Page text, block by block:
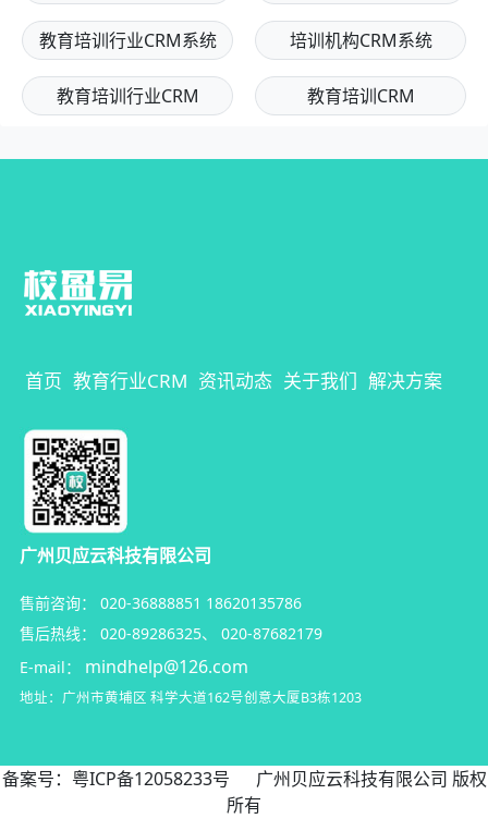
教育培训行业CRM系统 培训机构CRM系统
教育培训行业CRM 教育培训CRM
首页 教育行业CRM 资讯动态 关于我们 解决方案
广州贝应云科技有限公司
售前咨询： 020-36888851 18620135786
售后热线：
020-89286325、 020-87682179
E-mail：
mindhelp@126.com
地址：广州市黄埔区 科学大道162号创意大厦B3栋1203
备案号： 粤ICP备12058233号 广州贝应云科技有限公司 版权
所有